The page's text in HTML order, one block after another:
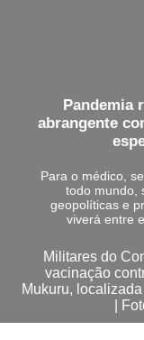
Pandemia
abrangente
Para o médico,
todo mundo,
geopolíticas e
viverá entre
Militares do
vacinação
Mukuru,
|